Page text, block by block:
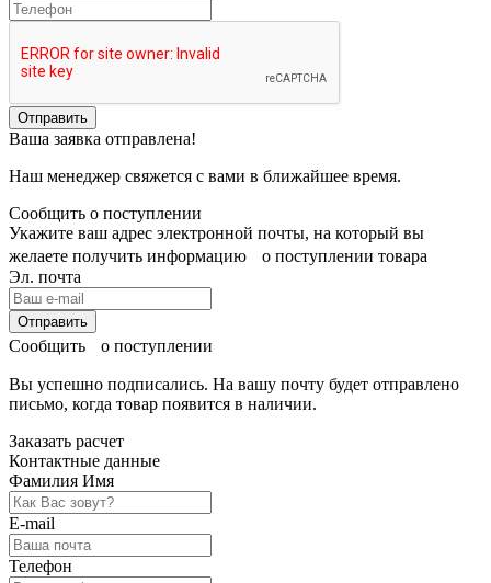
Отправить
Ваша заявка отправлена!
Наш менеджер свяжется с вами в ближайшее время.
Сообщить о поступлении
Укажите ваш адрес электронной почты, на который вы
желаете получить информацию о поступлении товара
Эл. почта
Отправить
Сообщить о поступлении
Вы успешно подписались. На вашу почту будет отправлено
письмо, когда товар появится в наличии.
Заказать расчет
Контактные данные
Фамилия Имя
E-mail
Телефон